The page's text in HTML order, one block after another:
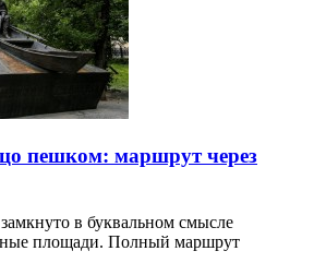
пешком: маршрут через
в буквальном смысле
площади. Полный маршрут